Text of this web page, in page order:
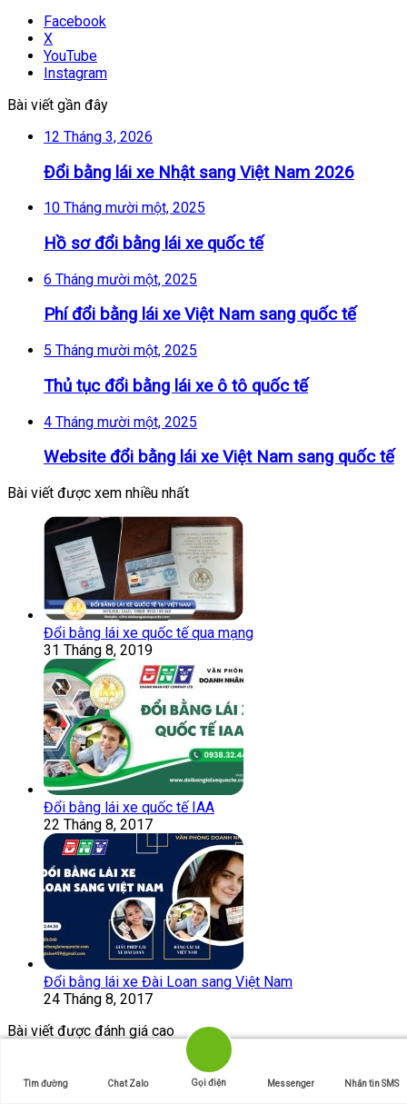
Facebook
X
YouTube
Instagram
Bài viết gần đây
12 Tháng 3, 2026
Đổi bằng lái xe Nhật sang Việt Nam 2026
10 Tháng mười một, 2025
Hồ sơ đổi bằng lái xe quốc tế
6 Tháng mười một, 2025
Phí đổi bằng lái xe Việt Nam sang quốc tế
5 Tháng mười một, 2025
Thủ tục đổi bằng lái xe ô tô quốc tế
4 Tháng mười một, 2025
Website đổi bằng lái xe Việt Nam sang quốc tế
Bài viết được xem nhiều nhất
Đổi bằng lái xe quốc tế qua mạng
31 Tháng 8, 2019
Đổi bằng lái xe quốc tế IAA
22 Tháng 8, 2017
Đổi bằng lái xe Đài Loan sang Việt Nam
24 Tháng 8, 2017
Bài viết được đánh giá cao
Bằng lái xe quốc tế có sử dụng được ở Canada không?
Tìm đường Chat Zalo Gọi điện Messenger Nhắn tin SMS